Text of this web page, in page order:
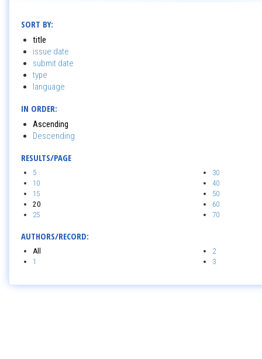
SORT BY:
title
issue date
submit date
type
language
IN ORDER:
Ascending
Descending
RESULTS/PAGE
5
10
15
20
25
30
40
50
60
70
AUTHORS/RECORD:
All
1
2
3